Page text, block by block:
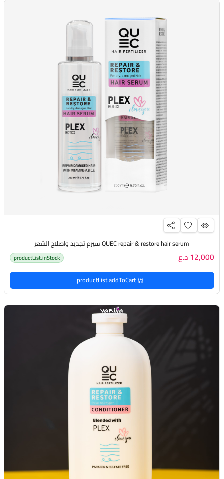
QUEC repair & restore hair serum سيرم تجديد واصلاح الشعر
12,000 د.ع productList.inStock
productList.addToCart